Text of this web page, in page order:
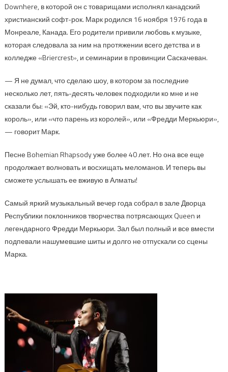
Downhere, в которой он с товарищами исполнял канадский
христианский софт-рок. Марк родился 16 ноября 1976 года в
Монреале, Канада. Его родители привили любовь к музыке,
которая следовала за ним на протяжении всего детства и в
колледже «Briercrest», и семинарии в провинции Саскачеван.
— Я не думал, что сделаю шоу, в котором за последние
несколько лет, пять-десять человек подходили ко мне и не
сказали бы: «Эй, кто-нибудь говорил вам, что вы звучите как
король», или «что парень из королей», или «Фредди Меркьюри»,
— говорит Марк.
Песне Bohemian Rhapsody уже более 40 лет. Но она все еще
продолжает волновать и восхищать меломанов. И теперь вы
сможете услышать ее вживую в Алматы!
Самый яркий музыкальный вечер года собрал в зале Дворца
Республики поклонников творчества потрясающих Queen и
легендарного Фредди Меркьюри. Зал был полный и все вмести
подпевали нашумевшие шиты и долго не отпускали со сцены
Марка.